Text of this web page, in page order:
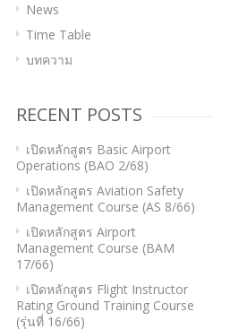
News
Time Table
บทความ
RECENT POSTS
เปิดหลักสูตร Basic Airport
Operations (BAO 2/68)
เปิดหลักสูตร Aviation Safety
Management Course (AS 8/66)
เปิดหลักสูตร Airport
Management Course (BAM
17/66)
เปิดหลักสูตร Flight Instructor
Rating Ground Training Course
(รุ่นที่ 16/66)